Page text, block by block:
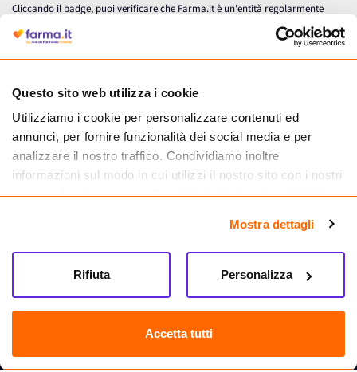
Questo sito web utilizza i cookie
Utilizziamo i cookie per personalizzare contenuti ed
annunci, per fornire funzionalità dei social media e per
analizzare il nostro traffico. Condividiamo inoltre
informazioni sul modo in cui utilizzi il nostro sito con i nostri
partner che si occupano di analisi dei dati web, pubblicità e
informazioni che hai fornito loro o che hanno raccolto dal
tuo utilizzo dei loro servizi.
Mostra dettagli
Accetta tutti
Personalizza
Rifiuta
Cliccando il badge, puoi verificare che Farma.it è un'entità regolarmente
autorizzata dal Ministero della Salute a effettuare la vendita online di
medicinali.
Farma.it S.a.s. P. IVA 07417261216 REA: NA-884088
CREDITS
Sede legale Via delle Repubbliche Marinare 128, 80147 Napoli